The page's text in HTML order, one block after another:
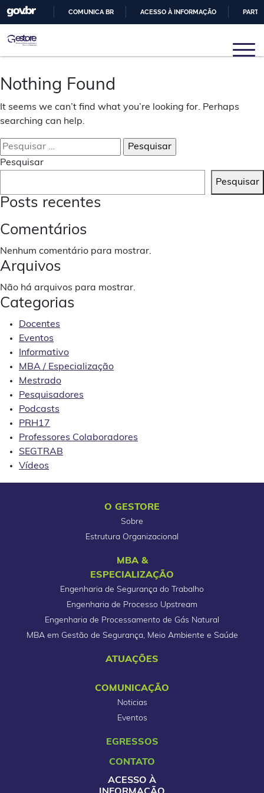
O
COMUNICA BR ACESSO À INFORMAÇÃO
Gestore
Núcleo de Pesquisas em Sistemas e Gestão de
Nothing Found
It seems we can’t find what you’re looking for. Perhaps
searching can help.
Pesquisar
por:
Pesquisar
Pesquisar
Posts recentes
Comentários
Nenhum comentário para mostrar.
Arquivos
Não há arquivos para mostrar.
Categorias
Docentes
Eventos
Informativo
MBA / Especialização
Mestrado
Pesquisadores
Podcasts
PRH17
Professores Colaboradores
SEGTRAB
Vídeos
O GESTORE
Sobre
Estrutura Organizacional
MBA &
ESPECIALIZAÇÃO
Engenharia de Segurança do Trabalho
Engenharia de Processo Upstream
Engenharia de Processamento de Gás Natural
MBA em Gestão de Segurança, Meio Ambiente e Saúde
ATUAÇÕES
COMUNICAÇÃO
Noticias
Eventos
EGRESSOS
CONTATO
ACESSO À